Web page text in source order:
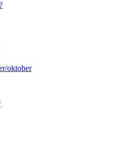
oktober